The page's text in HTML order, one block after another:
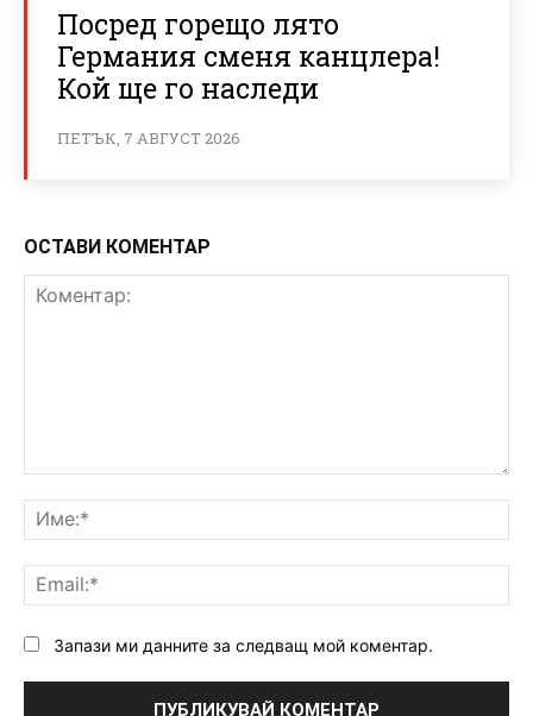
Посред горещо лято
Германия сменя канцлера!
Кой ще го наследи
ПЕТЪК, 7 АВГУСТ 2026
ОСТАВИ КОМЕНТАР
Запази ми данните за следващ мой коментар.